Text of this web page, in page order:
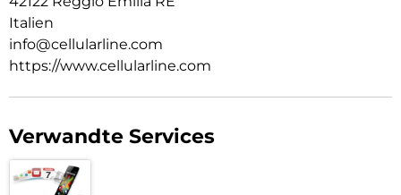
Italien
info@cellularline.com
https://www.cellularline.com
Verwandte Services